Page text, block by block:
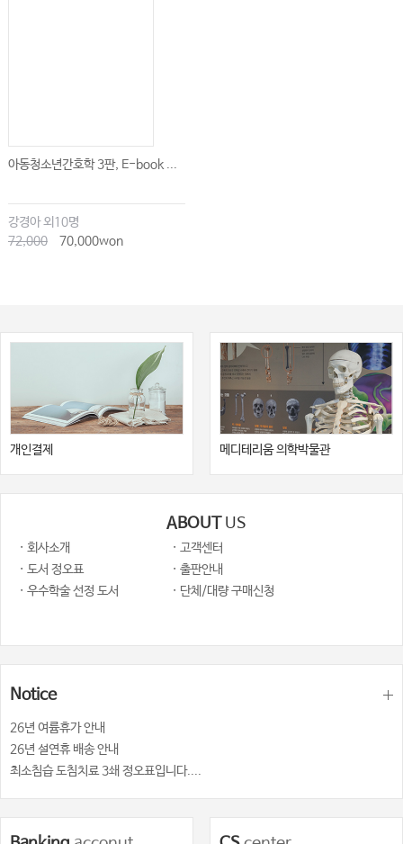
아동청소년간호학 3판, E-book ...
강경아 외10명
72,000
70,000won
개인결제 메디테리움 의학박물관
ABOUT US
· 회사소개
· 고객센터
· 도서 정오표
· 출판안내
· 우수학술 선정 도서
· 단체/대량 구매신청
Notice
26년 여륨휴가 안내
26년 설연휴 배송 안내
최소침습 도침치료 3쇄 정오표입니다....